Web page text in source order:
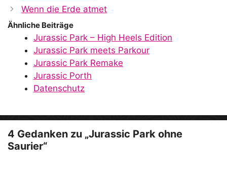
i
d
e
o
Wenn die Erde atmet
Ähnliche Beiträge
Jurassic Park – High Heels Edition
Jurassic Park meets Parkour
Jurassic Park Remake
Jurassic Porth
Datenschutz
4 Gedanken zu „Jurassic Park ohne
Saurier“